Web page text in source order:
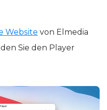
Website von Elmedia
Sie den Player